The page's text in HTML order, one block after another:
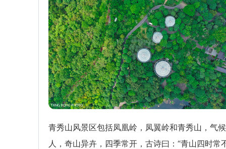
青秀山风景区包括凤凰岭，凤翼岭和青秀山，气
人，奇山异卉，四季常开，古诗曰：“青山四时常